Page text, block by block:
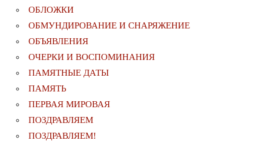
ОБЛОЖКИ
ОБМУНДИРОВАНИЕ И СНАРЯЖЕНИЕ
ОБЪЯВЛЕНИЯ
ОЧЕРКИ И ВОСПОМИНАНИЯ
ПАМЯТНЫЕ ДАТЫ
ПАМЯТЬ
ПЕРВАЯ МИРОВАЯ
ПОЗДРАВЛЯЕМ
ПОЗДРАВЛЯЕМ!